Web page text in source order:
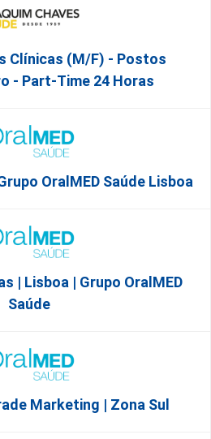
Clínicas (M/F) - Postos
- Part-Time 24 Horas
OralMED Saúde Lisboa
| Lisboa | Grupo OralMED
Saúde
Marketing | Zona Sul